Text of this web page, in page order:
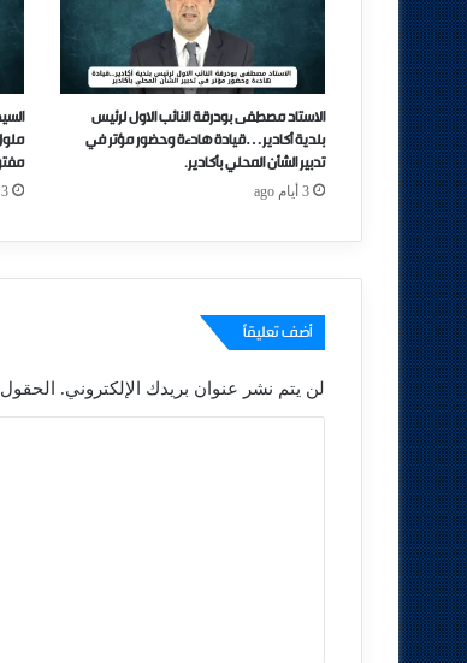
الاستاد مصطفى بودرقة النائب الاول لرئيس
بلدية أكادير…قيادة هادءة وحضور مؤتر في
تدبير الشأن المحلي بأكادير.
3 أيام ago 3 أيام ago
أضف تعليقاً
لن يتم نشر عنوان بريدك الإلكتروني. الحقول